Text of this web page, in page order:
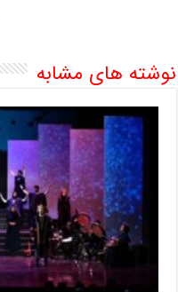
نوشته های مشابه